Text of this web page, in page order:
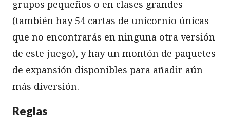
grupos pequeños o en clases grandes
(también hay 54 cartas de unicornio únicas
que no encontrarás en ninguna otra versión
de este juego), y hay un montón de paquetes
de expansión disponibles para añadir aún
más diversión.
Reglas